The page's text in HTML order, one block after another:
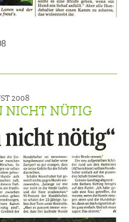
2008
NICHT NÜTIG